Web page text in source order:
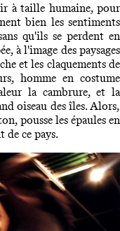
à taille humaine, pour
bien les sentiments
qu'ils se perdent en
à l'image des paysages
et les claquements de
homme en costume
la cambrure, et la
oiseau des îles. Alors,
pousse les épaules en
de ce pays.